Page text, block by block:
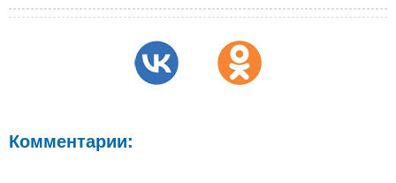
Комментарии: